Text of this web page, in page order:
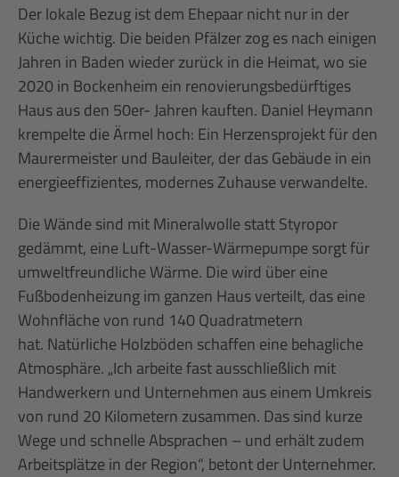
Der lokale Bezug ist dem Ehepaar nicht nur in der
Küche wichtig. Die beiden Pfälzer zog es nach einigen
Jahren in Baden wieder zurück in die Heimat, wo sie
2020 in Bockenheim ein renovierungsbedürftiges
Haus aus den 50er- Jahren kauften. Daniel Heymann
krempelte die Ärmel hoch: Ein Herzensprojekt für den
Maurermeister und Bauleiter, der das Gebäude in ein
energieeffizientes, modernes Zuhause verwandelte.
Die Wände sind mit Mineralwolle statt Styropor
gedämmt, eine Luft-Wasser-Wärmepumpe sorgt für
umweltfreundliche Wärme. Die wird über eine
Fußbodenheizung im ganzen Haus verteilt, das eine
Wohnfläche von rund 140 Quadratmetern
hat. Natürliche Holzböden schaffen eine behagliche
Atmosphäre. „Ich arbeite fast ausschließlich mit
Handwerkern und Unternehmen aus einem Umkreis
von rund 20 Kilometern zusammen. Das sind kurze
Wege und schnelle Absprachen – und erhält zudem
Arbeitsplätze in der Region“, betont der Unternehmer.